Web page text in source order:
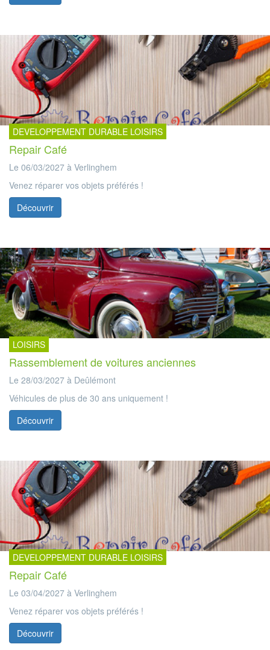
DEVELOPPEMENT DURABLE LOISIRS
Repair Café
Le 06/03/2027 à Verlinghem
Venez réparer vos objets préférés !
Découvrir
LOISIRS
Rassemblement de voitures anciennes
Le 28/03/2027 à Deûlémont
Véhicules de plus de 30 ans uniquement !
Découvrir
DEVELOPPEMENT DURABLE LOISIRS
Repair Café
Le 03/04/2027 à Verlinghem
Venez réparer vos objets préférés !
Découvrir